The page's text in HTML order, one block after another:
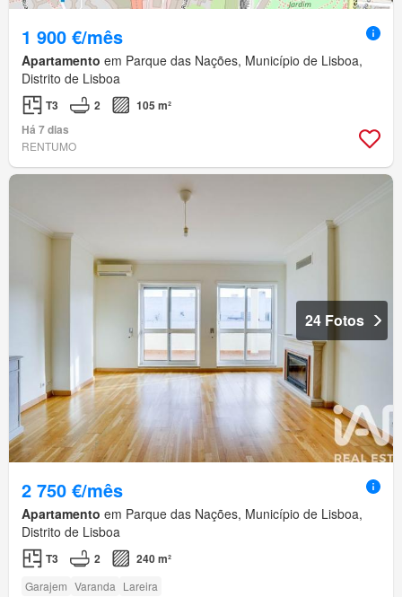
1 900 €/mês
Apartamento em Parque das Nações, Município de Lisboa,
Distrito de Lisboa
T3 2
105 m²
Há 7 dias
RENTUMO
24 Fotos
2 750 €/mês
Apartamento em Parque das Nações, Município de Lisboa,
Distrito de Lisboa
T3 2 240 m²
Garajem Varanda Lareira